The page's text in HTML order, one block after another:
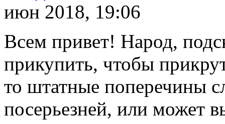
июн 2018, 19:06
Всем привет! Народ,
прикупить, чтобы
то штатные поперечины
посерьезней, или может